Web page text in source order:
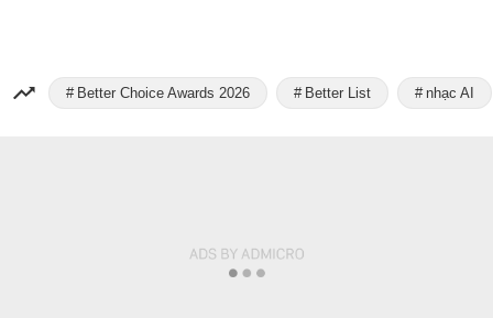
Better Choice Awards 2026 Better List nhạc AI